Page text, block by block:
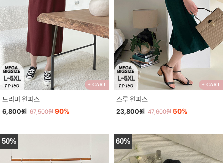
+ CART
드리미 원피스
6,800원 67,500원 90%
+ CART
스루 원피스
23,800원 47,600원 50%
50% 60%